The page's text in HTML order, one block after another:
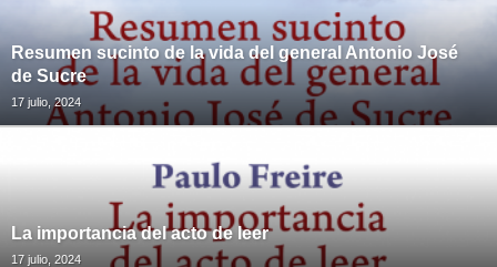
Resumen sucinto de la vida del general Antonio José
de Sucre
17 julio, 2024
La importancia del acto de leer
17 julio, 2024